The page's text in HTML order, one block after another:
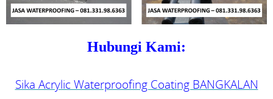
Hubungi Kami:
Sika Acrylic Waterproofing Coating BANGKALAN